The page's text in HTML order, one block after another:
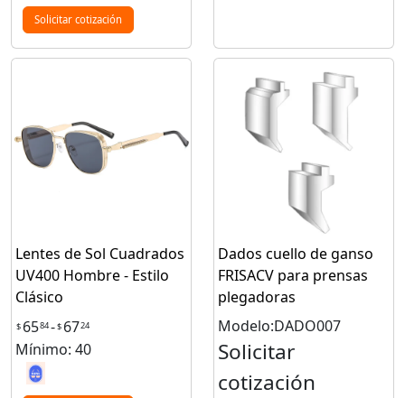
Solicitar cotización
Lentes de Sol Cuadrados
UV400 Hombre - Estilo
Clásico
$ 6584-$ 6724
Mínimo: 40
Dados cuello de ganso
FRISACV para prensas
plegadoras
Modelo:DADO007
Solicitar
cotización